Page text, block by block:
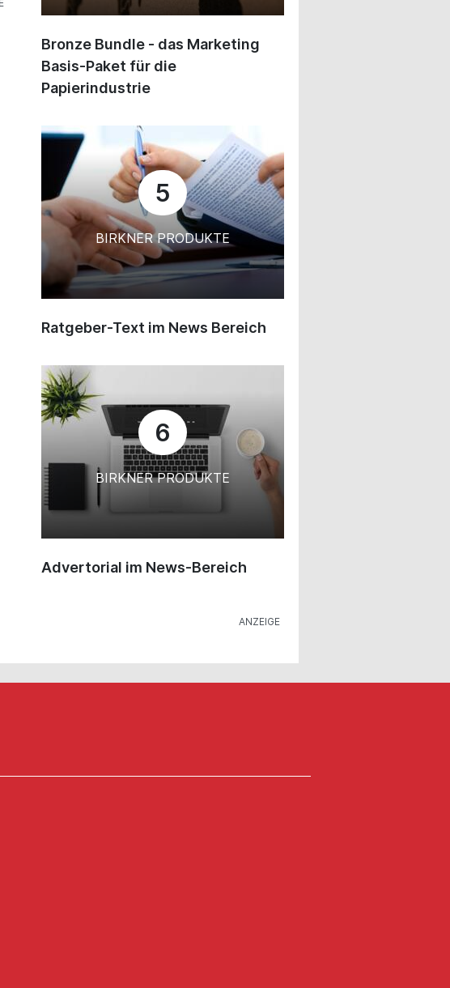
Bronze Bundle - das Marketing
Basis-Paket für die
Papierindustrie
5
BIRKNER PRODUKTE
Ratgeber-Text im News Bereich
6
BIRKNER PRODUKTE
Advertorial im News-Bereich